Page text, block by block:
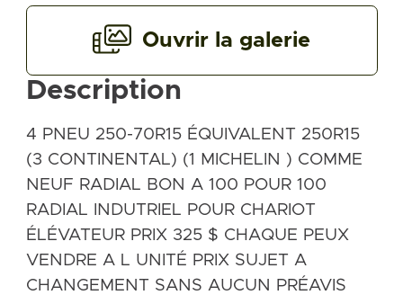
Description
4 PNEU 250-70R15 ÉQUIVALENT 250R15
(3 CONTINENTAL) (1 MICHELIN ) COMME
NEUF RADIAL BON A 100 POUR 100
RADIAL INDUTRIEL POUR CHARIOT
ÉLÉVATEUR PRIX 325 $ CHAQUE PEUX
VENDRE A L UNITÉ PRIX SUJET A
CHANGEMENT SANS AUCUN PRÉAVIS
Ouvrir la galerie